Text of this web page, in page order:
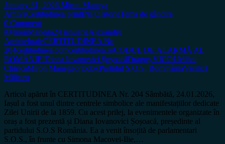
January 31, 2026 Miron Manega
ArhivaCertitudinea printINFOIstorieTema de gândire
0 Comment
#MironManega24 ianuarieAlexandru
AmititeloaieCERTITUDINEA Nr.
204certitudinea.comcertitudinea.roCODUL DE ALARMĂ AL
ROMÂNIEIDiana Iovanovici ȘoșoacăDragoș VICOLMihai
ChiricaMiron ManegaortodoxPartidul S.O.S. RommâniaVasilică
Militaru
Articol apărut în CERTITUDINEA Nr. 204 Sâmbătă, 24.01.2026,
Iașul a fost unul dintre centrele simbolice ale manifestațiilor dedicate
Zilei Unirii de la 1859. Cu acest prilej, la evenimentele organizate în
oraș a fost prezentă și Diana Iovanovici Șoșoacă, președinte al
partidului S.O.S România. Ea a venit însoțită de parlamentari
S.O.S., în frunte cu Simona Macovei-Ilie,…